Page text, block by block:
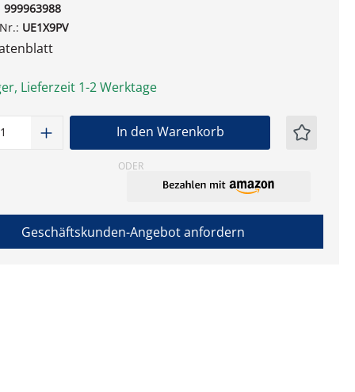
999963988
UE1X9PV
Lieferzeit 1-2 Werktage
Anzahl: Gib den gewünschten Wert
In den Warenkorb
ODER
Geschäftskunden-Angebot anfordern